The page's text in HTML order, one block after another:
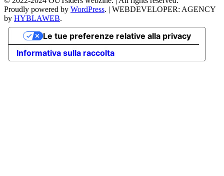
Proudly powered by WordPress. | WEBDEVELOPER: AGENCY
by HYBLAWEB.
Informativa sulla raccolta
Le tue preferenze relative alla privacy